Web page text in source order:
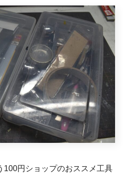
100円ショップのおススメ工具